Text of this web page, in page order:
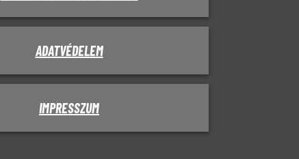
ADATVÉDELEM
IMPRESSZUM